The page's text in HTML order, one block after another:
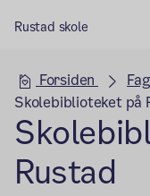
Rustad skole
Forsiden
Skolebiblioteket på
Rustad